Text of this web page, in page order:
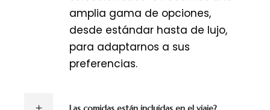
amplia gama de opciones,
desde estándar hasta de lujo,
para adaptarnos a sus
preferencias.